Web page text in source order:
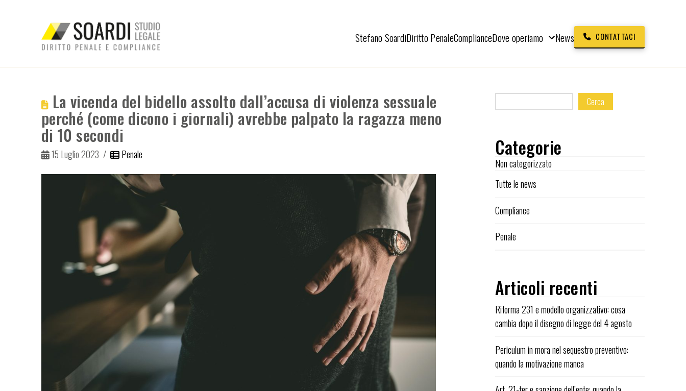
Stefano SoardiDiritto PenaleComplianceDove operiamo News CONTATTACI
La vicenda del bidello assolto dall’accusa di violenza sessuale
perché (come dicono i giornali) avrebbe palpato la ragazza meno
di 10 secondi
15 Luglio 2023 Penale
Cerca
Categorie
Non categorizzato
Tutte le news
Compliance
Penale
Articoli recenti
Riforma 231 e modello organizzativo: cosa
cambia dopo il disegno di legge del 4 agosto
Periculum in mora nel sequestro preventivo:
quando la motivazione manca